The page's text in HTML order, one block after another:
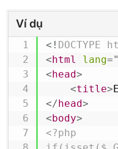
Ví dụ
<! DOCTYPE
<html lang="
<head>
<title>
</head>
<body>
<?php